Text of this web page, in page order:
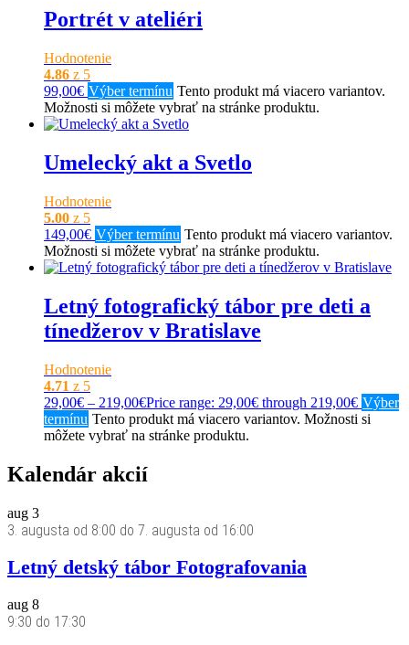
Portrét v ateliéri
Hodnotenie
4.86 z 5
99,00€ Výber termínu Tento produkt má viacero variantov.
Možnosti si môžete vybrať na stránke produktu.
Umelecký akt a Svetlo
Hodnotenie
5.00 z 5
149,00€ Výber termínu Tento produkt má viacero variantov.
Možnosti si môžete vybrať na stránke produktu.
Letný fotografický tábor pre deti a
tínedžerov v Bratislave
Hodnotenie
4.71 z 5
29,00€ – 219,00€Price range: 29,00€ through 219,00€ Výber
termínu Tento produkt má viacero variantov. Možnosti si
môžete vybrať na stránke produktu.
Kalendár akcií
aug 3
3. augusta od 8:00 do 7. augusta od 16:00
Letný detský tábor Fotografovania
aug 8
9:30 do 17:30